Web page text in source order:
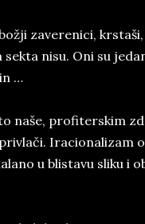
zaverenici,
sekta nisu. Oni su
…
naše, profiterskim
Iracionalizam
u blistavu sliku i